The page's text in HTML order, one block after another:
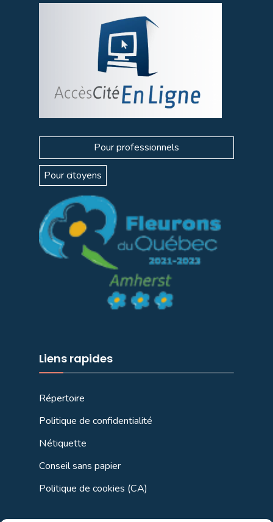
Pour professionnels
Pour citoyens
Liens rapides
Répertoire
Politique de confidentialité
Nétiquette
Conseil sans papier
Politique de cookies (CA)